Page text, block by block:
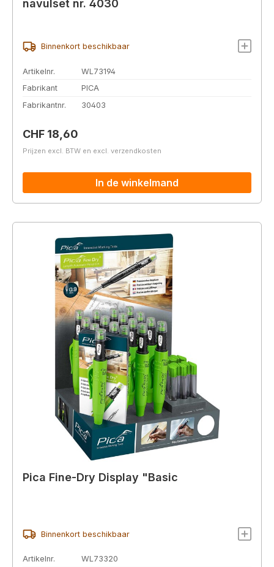
navulset nr. 4030
Binnenkort beschikbaar
Artikelnr.
WL73194
Fabrikant
PICA
Fabrikantnr.
30403
Normale prijs:
CHF 18,60
Prijzen excl. BTW en excl. verzendkosten
In de winkelmand
Pica Fine-Dry Display "Basic
Binnenkort beschikbaar
Artikelnr.
WL73320